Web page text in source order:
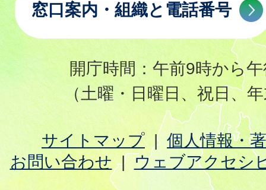
窓口案内・組織と電話番号
開庁時間：午前9時から
（土曜・日曜日、祝日、
サイトマップ
個人情報・
お問い合わせ
ウェブアクセシ